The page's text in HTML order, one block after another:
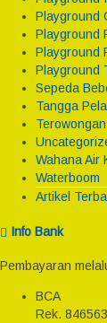
Playground
Playground
Playground
Playground
Sepeda
Tangga
Wahana Air
Waterboom
Artikel
Info Bank
Pembayaran
BCA
Rek.